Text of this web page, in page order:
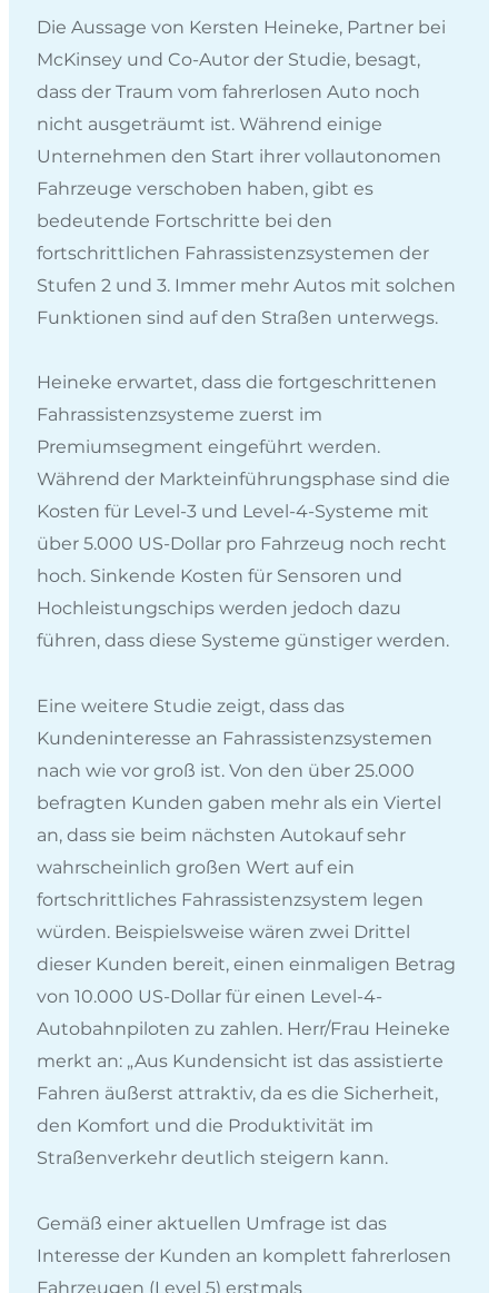
Die Aussage von Kersten Heineke, Partner bei
McKinsey und Co-Autor der Studie, besagt,
dass der Traum vom fahrerlosen Auto noch
nicht ausgeträumt ist. Während einige
Unternehmen den Start ihrer vollautonomen
Fahrzeuge verschoben haben, gibt es
bedeutende Fortschritte bei den
fortschrittlichen Fahrassistenzsystemen der
Stufen 2 und 3. Immer mehr Autos mit solchen
Funktionen sind auf den Straßen unterwegs.
Heineke erwartet, dass die fortgeschrittenen
Fahrassistenzsysteme zuerst im
Premiumsegment eingeführt werden.
Während der Markteinführungsphase sind die
Kosten für Level-3 und Level-4-Systeme mit
über 5.000 US-Dollar pro Fahrzeug noch recht
hoch. Sinkende Kosten für Sensoren und
Hochleistungschips werden jedoch dazu
führen, dass diese Systeme günstiger werden.
Eine weitere Studie zeigt, dass das
Kundeninteresse an Fahrassistenzsystemen
nach wie vor groß ist. Von den über 25.000
befragten Kunden gaben mehr als ein Viertel
an, dass sie beim nächsten Autokauf sehr
wahrscheinlich großen Wert auf ein
fortschrittliches Fahrassistenzsystem legen
würden. Beispielsweise wären zwei Drittel
dieser Kunden bereit, einen einmaligen Betrag
von 10.000 US-Dollar für einen Level-4-
Autobahnpiloten zu zahlen. Herr/Frau Heineke
merkt an: „Aus Kundensicht ist das assistierte
Fahren äußerst attraktiv, da es die Sicherheit,
den Komfort und die Produktivität im
Straßenverkehr deutlich steigern kann.
Gemäß einer aktuellen Umfrage ist das
Interesse der Kunden an komplett fahrerlosen
Fahrzeugen (Level 5) erstmals